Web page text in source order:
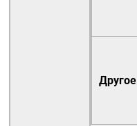
Другое